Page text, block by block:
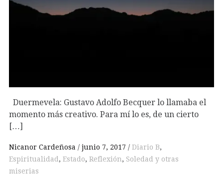
Duermevela: Gustavo Adolfo Becquer lo llamaba el
momento más creativo. Para mí lo es, de un cierto
[…]
Nicanor Cardeñosa junio 7, 2017 Diario B,
Espiritualidad, Estado, Reflexión, Soledad y otras
miserias